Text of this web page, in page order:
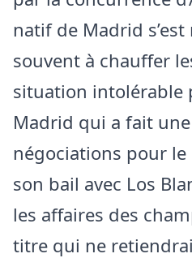
natif de Madrid
souvent à chauffer
situation intolérable
Madrid qui a fait
négociations pour
son bail avec Los
les affaires des
titre qui ne